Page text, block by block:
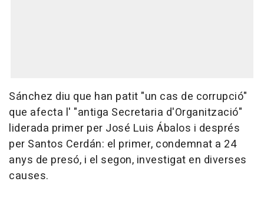
Sánchez diu que han patit "un cas de corrupció"
que afecta l' "antiga Secretaria d'Organització"
liderada primer per José Luis Ábalos i després
per Santos Cerdán: el primer, condemnat a 24
anys de presó, i el segon, investigat en diverses
causes.